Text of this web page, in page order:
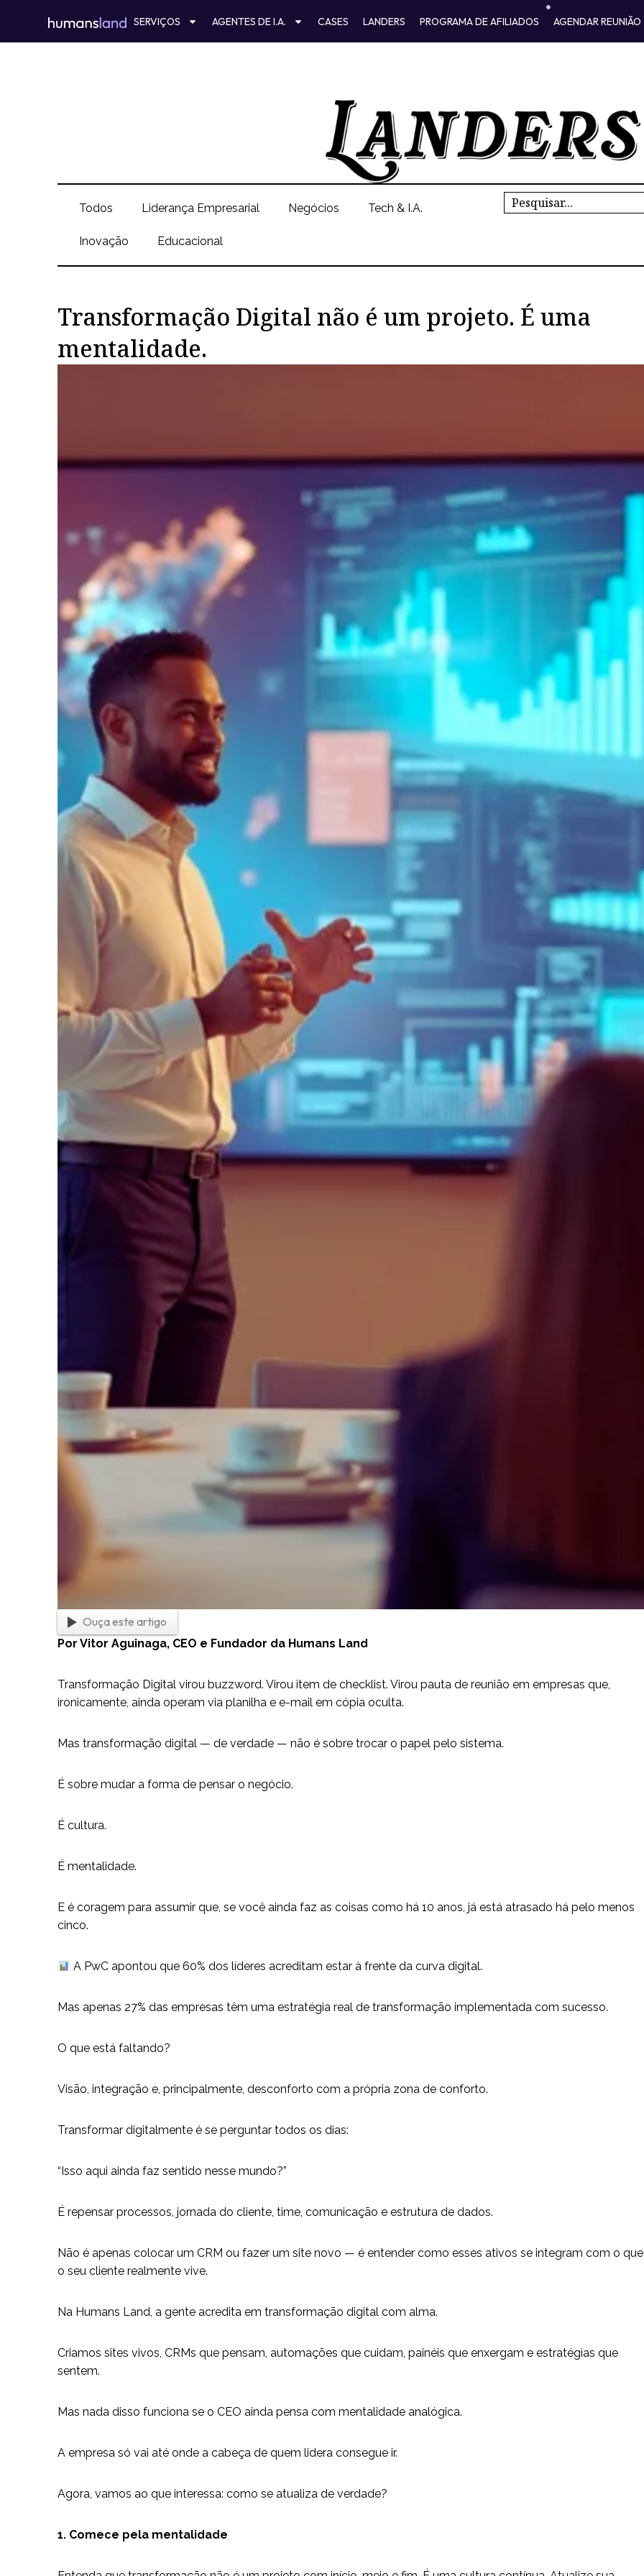
o
SERVIÇOS AGENTES DE I.A. CASES LANDERS PROGRAMA DE AFILIADOS AGENDAR REUNIÃO
Todos Liderança Empresarial Negócios Tech & I.A.
Inovação Educacional
Search
Transformação Digital não é um projeto. É uma
mentalidade.
Ouça este artigo
Por Vitor Aguinaga, CEO e Fundador da Humans Land
Transformação Digital virou buzzword. Virou item de checklist. Virou pauta de reunião em empresas que,
ironicamente, ainda operam via planilha e e-mail em cópia oculta.
Mas transformação digital — de verdade — não é sobre trocar o papel pelo sistema.
É sobre mudar a forma de pensar o negócio.
É cultura.
É mentalidade.
E é coragem para assumir que, se você ainda faz as coisas como há 10 anos, já está atrasado há pelo menos
cinco.
A PwC apontou que 60% dos líderes acreditam estar à frente da curva digital.
Mas apenas 27% das empresas têm uma estratégia real de transformação implementada com sucesso.
O que está faltando?
Visão, integração e, principalmente, desconforto com a própria zona de conforto.
Transformar digitalmente é se perguntar todos os dias:
“Isso aqui ainda faz sentido nesse mundo?”
É repensar processos, jornada do cliente, time, comunicação e estrutura de dados.
Não é apenas colocar um CRM ou fazer um site novo — é entender como esses ativos se integram com o que
o seu cliente realmente vive.
Na Humans Land, a gente acredita em transformação digital com alma.
Criamos sites vivos, CRMs que pensam, automações que cuidam, painéis que enxergam e estratégias que
sentem.
Mas nada disso funciona se o CEO ainda pensa com mentalidade analógica.
A empresa só vai até onde a cabeça de quem lidera consegue ir.
Agora, vamos ao que interessa: como se atualiza de verdade?
1. Comece pela mentalidade